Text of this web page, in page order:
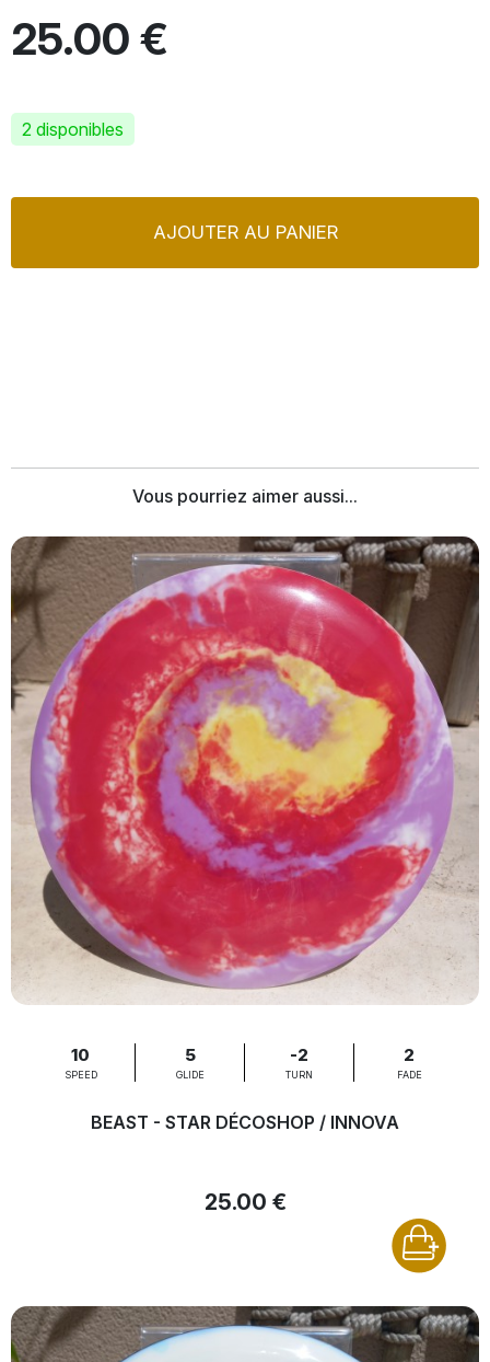
25.00 €
2 disponibles
AJOUTER AU PANIER
Vous pourriez aimer aussi...
10
SPEED
5
GLIDE
-2
TURN
2
FADE
BEAST - STAR DÉCOSHOP / INNOVA
25.00 €